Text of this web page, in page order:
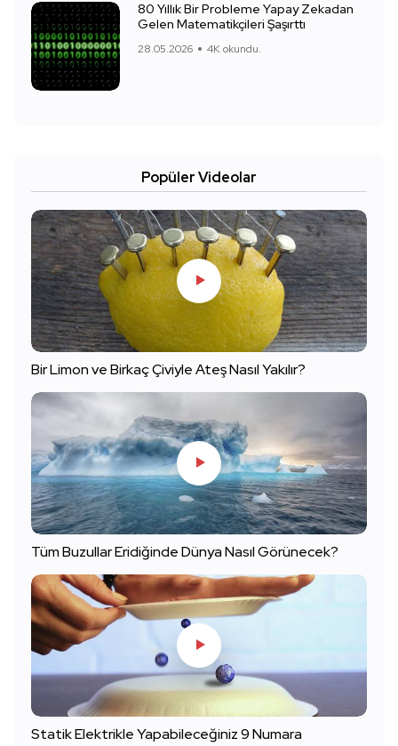
80 Yıllık Bir Probleme Yapay Zekadan
Gelen Matematikçileri Şaşırttı
28.05.2026 4K okundu.
Popüler Videolar
Bir Limon ve Birkaç Çiviyle Ateş Nasıl Yakılır?
Tüm Buzullar Eridiğinde Dünya Nasıl Görünecek?
Statik Elektrikle Yapabileceğiniz 9 Numara